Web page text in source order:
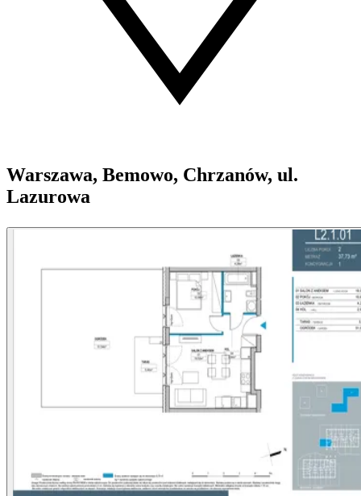
Warszawa, Bemowo, Chrzanów, ul.
Lazurowa